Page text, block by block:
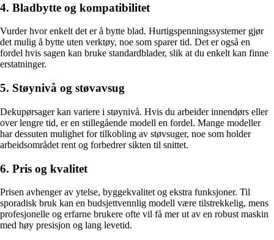
4. Bladbytte og kompatibilitet
Vurder hvor enkelt det er å bytte blad. Hurtigspenningssystemer gjør
det mulig å bytte uten verktøy, noe som sparer tid. Det er også en
fordel hvis sagen kan bruke standardblader, slik at du enkelt kan finne
erstatninger.
5. Støynivå og støvavsug
Dekupørsager kan variere i støynivå. Hvis du arbeider innendørs eller
over lengre tid, er en stillegående modell en fordel. Mange modeller
har dessuten mulighet for tilkobling av støvsuger, noe som holder
arbeidsområdet rent og forbedrer sikten til snittet.
6. Pris og kvalitet
Prisen avhenger av ytelse, byggekvalitet og ekstra funksjoner. Til
sporadisk bruk kan en budsjettvennlig modell være tilstrekkelig, mens
profesjonelle og erfarne brukere ofte vil få mer ut av en robust maskin
med høy presisjon og lang levetid.